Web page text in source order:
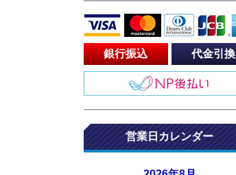
銀行振込 代金引換
営業日カレンダー